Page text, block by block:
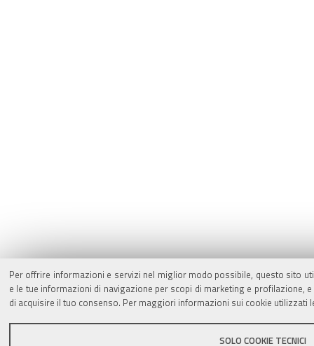
Per offrire informazioni e servizi nel miglior modo possibile, questo sito
e le tue informazioni di navigazione per scopi di marketing e
di acquisire il tuo consenso. Per maggiori informazioni sui cookie utilizzati
SOLO COOKIE TECNICI